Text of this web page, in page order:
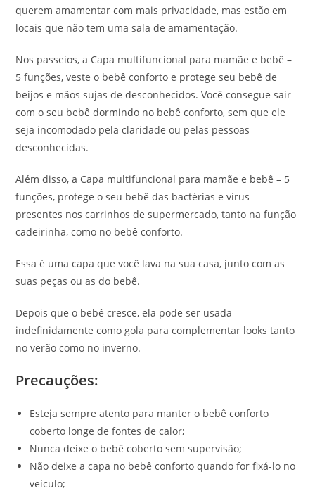
querem amamentar com mais privacidade, mas estão em
locais que não tem uma sala de amamentação.
Nos passeios, a Capa multifuncional para mamãe e bebê –
5 funções, veste o bebê conforto e protege seu bebê de
beijos e mãos sujas de desconhecidos. Você consegue sair
com o seu bebê dormindo no bebê conforto, sem que ele
seja incomodado pela claridade ou pelas pessoas
desconhecidas.
Além disso, a Capa multifuncional para mamãe e bebê – 5
funções, protege o seu bebê das bactérias e vírus
presentes nos carrinhos de supermercado, tanto na função
cadeirinha, como no bebê conforto.
Essa é uma capa que você lava na sua casa, junto com as
suas peças ou as do bebê.
Depois que o bebê cresce, ela pode ser usada
indefinidamente como gola para complementar looks tanto
no verão como no inverno.
Precauções:
Esteja sempre atento para manter o bebê conforto
coberto longe de fontes de calor;
Nunca deixe o bebê coberto sem supervisão;
Não deixe a capa no bebê conforto quando for fixá-lo no
veículo;